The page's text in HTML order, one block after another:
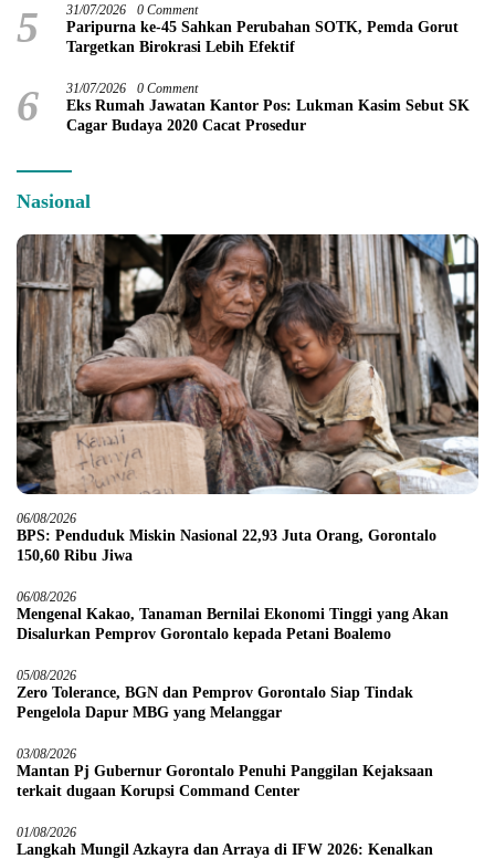
5 31/07/2026 0 Comment
Paripurna ke-45 Sahkan Perubahan SOTK, Pemda Gorut
Targetkan Birokrasi Lebih Efektif
6 31/07/2026 0 Comment
Eks Rumah Jawatan Kantor Pos: Lukman Kasim Sebut SK
Cagar Budaya 2020 Cacat Prosedur
Nasional
06/08/2026
BPS: Penduduk Miskin Nasional 22,93 Juta Orang, Gorontalo
150,60 Ribu Jiwa
06/08/2026
Mengenal Kakao, Tanaman Bernilai Ekonomi Tinggi yang Akan
Disalurkan Pemprov Gorontalo kepada Petani Boalemo
05/08/2026
Zero Tolerance, BGN dan Pemprov Gorontalo Siap Tindak
Pengelola Dapur MBG yang Melanggar
03/08/2026
Mantan Pj Gubernur Gorontalo Penuhi Panggilan Kejaksaan
terkait dugaan Korupsi Command Center
01/08/2026
Langkah Mungil Azkayra dan Arraya di IFW 2026: Kenalkan